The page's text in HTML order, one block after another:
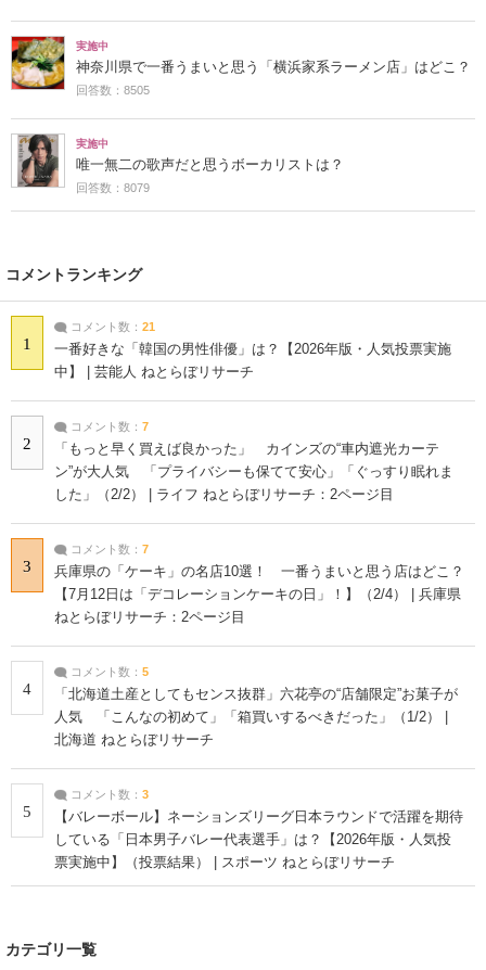
実施中
神奈川県で一番うまいと思う「横浜家系ラーメン店」はどこ？
回答数：8505
実施中
唯一無二の歌声だと思うボーカリストは？
回答数：8079
コメントランキング
1
コメント数： 21
一番好きな「韓国の男性俳優」は？【2026年版・人気投票実施
中】 | 芸能人 ねとらぼリサーチ
2
コメント数： 7
「もっと早く買えば良かった」 カインズの“車内遮光カーテ
ン”が大人気 「プライバシーも保てて安心」「ぐっすり眠れま
した」（2/2） | ライフ ねとらぼリサーチ：2ページ目
3
コメント数： 7
兵庫県の「ケーキ」の名店10選！ 一番うまいと思う店はどこ？
【7月12日は「デコレーションケーキの日」！】（2/4） | 兵庫県
ねとらぼリサーチ：2ページ目
4
コメント数： 5
「北海道土産としてもセンス抜群」六花亭の“店舗限定”お菓子が
人気 「こんなの初めて」「箱買いするべきだった」（1/2） |
北海道 ねとらぼリサーチ
5
コメント数： 3
【バレーボール】ネーションズリーグ日本ラウンドで活躍を期待
している「日本男子バレー代表選手」は？【2026年版・人気投
票実施中】（投票結果） | スポーツ ねとらぼリサーチ
カテゴリ一覧